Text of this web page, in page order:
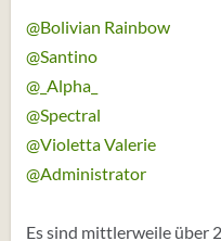
@Bolivian Rainbow
@Santino
@_Alpha_
@Spectral
@Violetta Valerie
@Administrator
Es sind mittlerweile über